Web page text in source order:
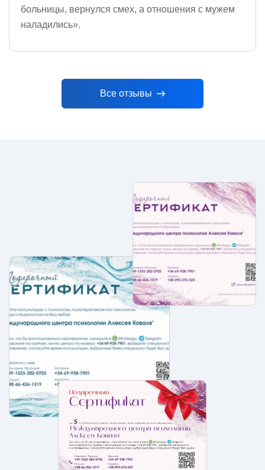
больницы, вернулся смех, а отношения с мужем
наладились».
Все отзывы